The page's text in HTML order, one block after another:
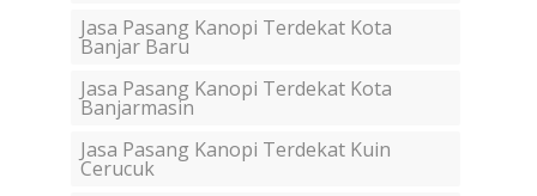
Jasa Pasang Kanopi Terdekat Kota
Banjar Baru
Jasa Pasang Kanopi Terdekat Kota
Banjarmasin
Jasa Pasang Kanopi Terdekat Kuin
Cerucuk